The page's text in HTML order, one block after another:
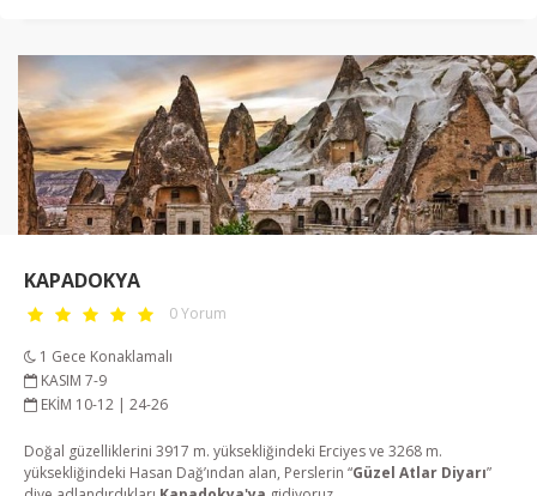
KAPADOKYA
0 Yorum
1 Gece Konaklamalı
KASIM 7-9
EKİM 10-12 | 24-26
Doğal güzelliklerini 3917 m. yüksekliğindeki Erciyes ve 3268 m.
yüksekliğindeki Hasan Dağ’ından alan, Perslerin “Güzel Atlar Diyarı”